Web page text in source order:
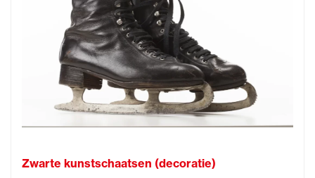
Zwarte kunstschaatsen (decoratie)